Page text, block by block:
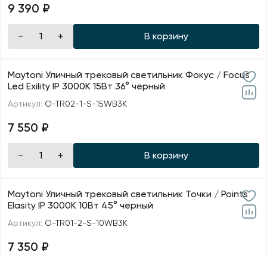
9 390 ₽
В корзину
Maytoni Уличный трековый светильник Фокус / Focus
Led Exility IP 3000К 15Вт 36° черный
Артикул: O-TR02-1-S-15WB3K
7 550 ₽
В корзину
Maytoni Уличный трековый светильник Точки / Points
Elasity IP 3000К 10Вт 45° черный
Артикул: O-TR01-2-S-10WB3K
7 350 ₽